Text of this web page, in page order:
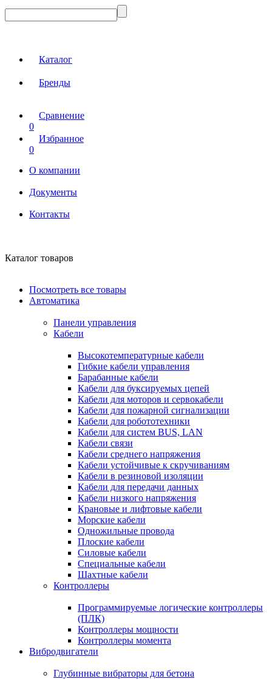
Каталог
Бренды
Сравнение
0
Избранное
0
О компании
Документы
Контакты
Каталог товаров
Посмотреть все товары
Автоматика
Панели управления
Кабели
Высокотемпературные кабели
Гибкие кабели управления
Барабанные кабели
Кабели для буксируемых цепей
Кабели для моторов и сервокабели
Кабели для пожарной сигнализации
Кабели для робототехники
Кабели для систем BUS, LAN
Кабели связи
Кабели среднего напряжения
Кабели устойчивые к скручиваниям
Кабели в резиновой изоляции
Кабели для передачи данных
Кабели низкого напряжения
Крановые и лифтовые кабели
Морские кабели
Одножильные провода
Плоские кабели
Силовые кабели
Специальные кабели
Шахтные кабели
Контроллеры
Программируемые логические контроллеры
(ПЛК)
Контроллеры мощности
Контроллеры момента
Вибродвигатели
Глубинные вибраторы для бетона